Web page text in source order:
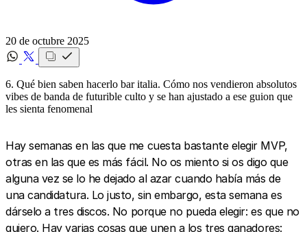
20 de octubre 2025
6. Qué bien saben hacerlo bar italia. Cómo nos vendieron absolutos
vibes de banda de futurible culto y se han ajustado a ese guion que
les sienta fenomenal
Hay semanas en las que me cuesta bastante elegir MVP,
otras en las que es más fácil. No os miento si os digo que
alguna vez se lo he dejado al azar cuando había más de
una candidatura. Lo justo, sin embargo, esta semana es
dárselo a tres discos. No porque no pueda elegir: es que no
quiero. Hay varias cosas que unen a los tres ganadores: